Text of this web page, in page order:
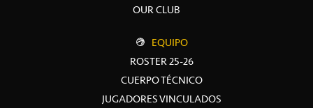
OUR CLUB
EQUIPO
ROSTER 25-26
CUERPO TÉCNICO
JUGADORES VINCULADOS